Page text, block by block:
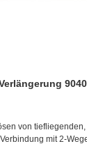
von
mit 2-